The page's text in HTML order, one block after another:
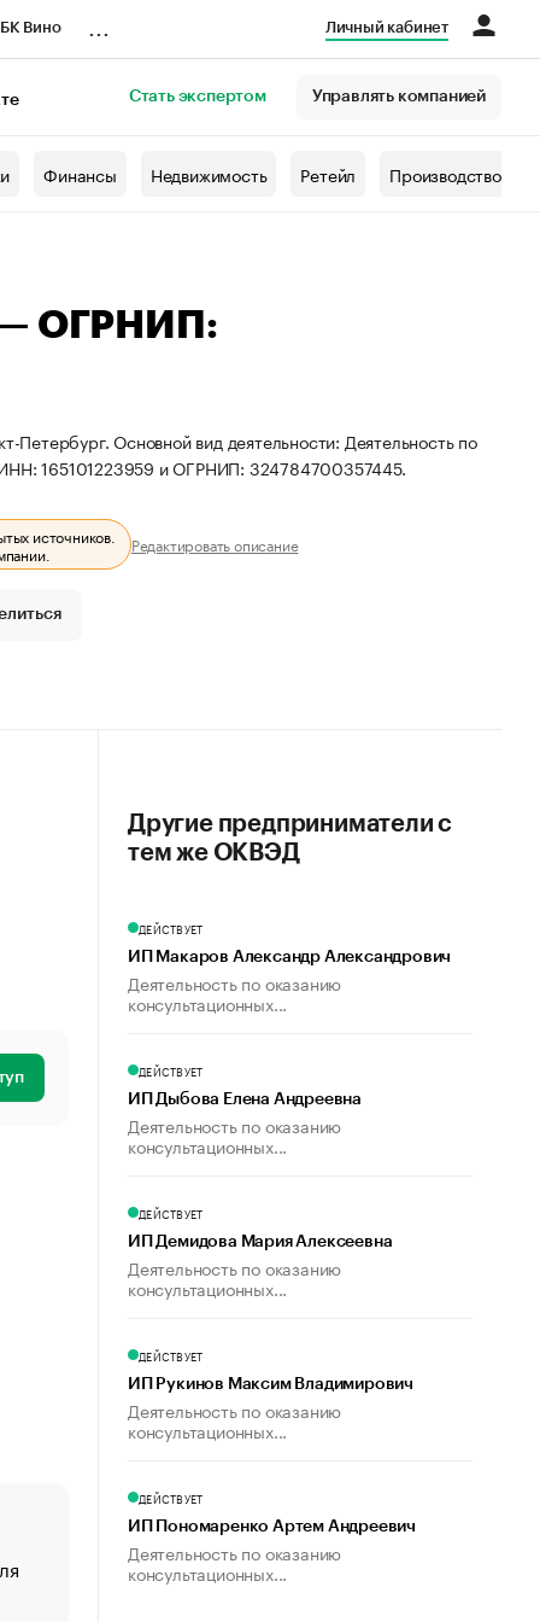
Вино Личный кабинет
Стать экспертом Управлять компанией
Финансы Недвижимость Ретейл Производство
— ОГРНИП:
Основной вид деятельности: Деятельность по
165101223959 и ОГРНИП: 324784700357445.
источников.
Редактировать описание
«От спорта тело стареет иначе». Как живет глава
создавшей GTA
Другие предприниматели с
тем же ОКВЭД
ДЕЙСТВУЕТ
ИП Макаров Александр Александрович
Деятельность по оказанию
консультационных...
ДЕЙСТВУЕТ
ИП Дыбова Елена Андреевна
Деятельность по оказанию
консультационных...
ДЕЙСТВУЕТ
ИП Демидова Мария Алексеевна
Деятельность по оказанию
консультационных...
ДЕЙСТВУЕТ
ИП Рукинов Максим Владимирович
Деятельность по оказанию
консультационных...
ДЕЙСТВУЕТ
ИП Пономаренко Артем Андреевич
Деятельность по оказанию
консультационных...